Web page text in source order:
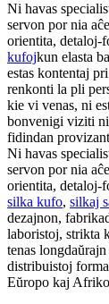
Ni havas
servon por nia
orientita, detaloj-
kufojkun elasta
estas kontentaj
renkonti la pli
kie vi venas, ni
bonvenigi viziti
fidindan
Ni havas
servon por nia
orientita, detaloj-
silka kufo, silkaj
dezajnon,
laboristoj, strikta
tenas
distribuistoj
Eŭropo kaj